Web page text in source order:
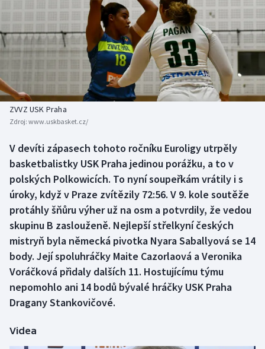
Americký fotbal
Baseball a softbal
Basketbal
Biatlon
Box
Curling
Dostihy
Florbal
Futsal
Golf
Gymnastika
NEPŘEHLÉDNĚTE
Soutěže
Historické návraty
Aplikace ČT sport
ZVVZ USK Praha
Zdroj: www.uskbasket.cz/
V devíti zápasech tohoto ročníku Euroligy utrpěly
basketbalistky USK Praha jedinou porážku, a to v
polských Polkowicích. To nyní soupeřkám vrátily i s
úroky, když v Praze zvítězily 72:56. V 9. kole soutěže
protáhly šňůru výher už na osm a potvrdily, že vedou
skupinu B zaslouženě. Nejlepší střelkyní českých
mistryň byla německá pivotka Nyara Saballyová se 14
body. Její spoluhráčky Maite Cazorlaová a Veronika
Voráčková přidaly dalších 11. Hostujícímu týmu
nepomohlo ani 14 bodů bývalé hráčky USK Praha
Dragany Stankovičové.
Videa